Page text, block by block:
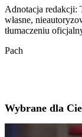
Adnotacja redakcji:
własne,
tłumaczeniu
Pach
Wybrane dla